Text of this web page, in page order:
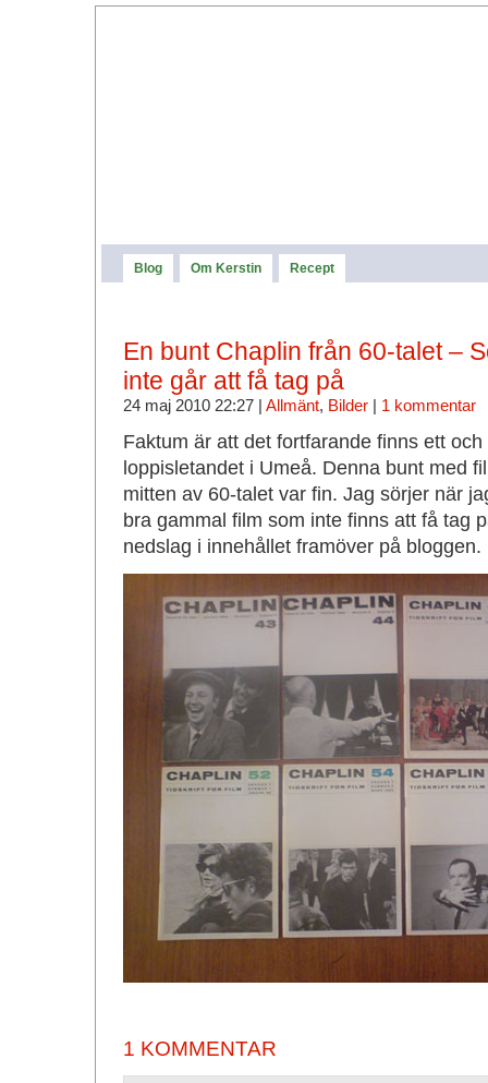
Blog Om Kerstin Recept
En bunt Chaplin från 60-talet –
inte går att få tag på
24 maj 2010 22:27 | Allmänt, Bilder| 1 kommentar
Faktum är att det fortfarande finns ett
loppisletandet i Umeå. Denna bunt med
mitten av 60-talet var fin. Jag sörjer när
bra gammal film som inte finns att få tag
nedslag i innehållet framöver på bloggen.
1 KOMMENTAR